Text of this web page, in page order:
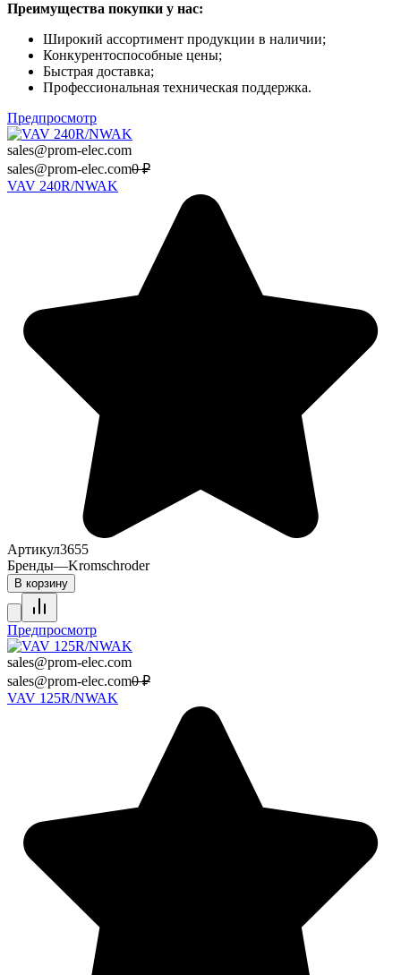
Преимущества покупки у нас:
Широкий ассортимент продукции в наличии;
Конкурентоспособные цены;
Быстрая доставка;
Профессиональная техническая поддержка.
Предпросмотр
sales@prom-elec.com
sales@prom-elec.com0 ₽
VAV 240R/NWAK
Артикул3655
Бренды—Kromschroder
В корзину
Предпросмотр
sales@prom-elec.com
sales@prom-elec.com0 ₽
VAV 125R/NWAK